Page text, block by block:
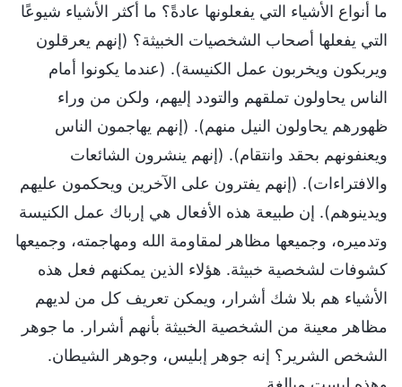
ما أنواع الأشياء التي يفعلونها عادةً؟ ما أكثر الأشياء شيوعًا
التي يفعلها أصحاب الشخصيات الخبيثة؟ (إنهم يعرقلون
ويربكون ويخربون عمل الكنيسة). (عندما يكونوا أمام
الناس يحاولون تملقهم والتودد إليهم، ولكن من وراء
ظهورهم يحاولون النيل منهم). (إنهم يهاجمون الناس
ويعنفونهم بحقد وانتقام). (إنهم ينشرون الشائعات
والافتراءات). (إنهم يفترون على الآخرين ويحكمون عليهم
ويدينوهم). إن طبيعة هذه الأفعال هي إرباك عمل الكنيسة
وتدميره، وجميعها مظاهر لمقاومة الله ومهاجمته، وجميعها
كشوفات لشخصية خبيثة. هؤلاء الذين يمكنهم فعل هذه
الأشياء هم بلا شك أشرار، ويمكن تعريف كل من لديهم
مظاهر معينة من الشخصية الخبيثة بأنهم أشرار. ما جوهر
الشخص الشرير؟ إنه جوهر إبليس، وجوهر الشيطان.